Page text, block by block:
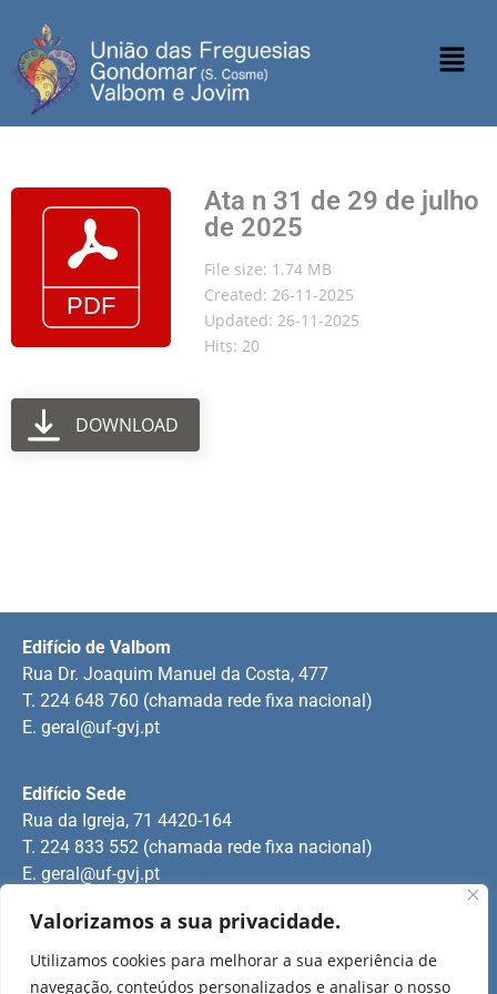
Valorizamos a sua privacidade.
Utilizamos cookies para melhorar a sua experiência de
navegação, conteúdos personalizados e analisar o nosso
Ata n 31 de 29 de julho
de 2025
File size: 1.74 MB
Created: 26-11-2025
Updated: 26-11-2025
Hits: 20
DOWNLOAD
Rua Manuel Pinto Martins
Edifício Sede
Rua da Igreja, 71 4420-164
T. 224 833 552 (chamada rede fixa nacional)
E. geral@uf-gvj.pt
Edifício de Valbom
Rua Dr. Joaquim Manuel da Costa, 477
T. 224 648 760 (chamada rede fixa nacional)
E. geral@uf-gvj.pt